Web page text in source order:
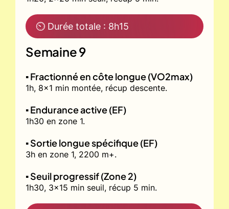
⏲ Durée totale : 8h15
Semaine 9
▪️ Fractionné en côte longue (VO2max)
1h, 8x1 min montée, récup descente.
▪️ Endurance active (EF)
1h30 en zone 1.
▪️ Sortie longue spécifique (EF)
3h en zone 1, 2200 m+.
▪️ Seuil progressif (Zone 2)
1h30, 3x15 min seuil, récup 5 min.